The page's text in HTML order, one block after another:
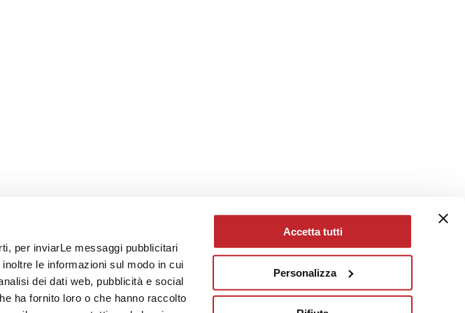
per inviarLe messaggi pubblicitari
le informazioni sul modo in cui
dei dati web, pubblicità e social
ha fornito loro o che hanno raccolto
Accetta tutti
Personalizza